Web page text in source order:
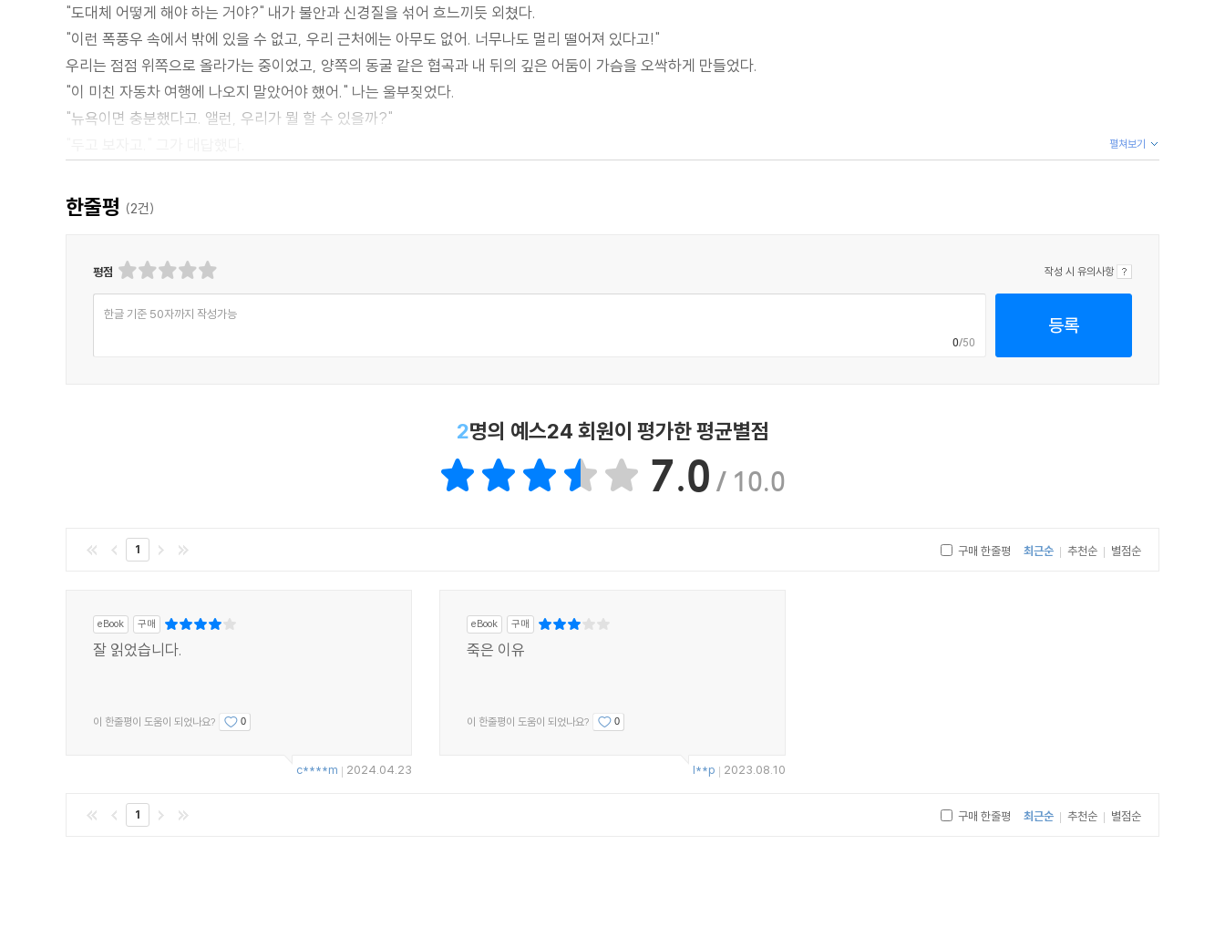
"도대체 어떻게 해야 하는 거야?" 내가 불안과 신경질을 섞어 흐느끼듯 외쳤다.
"이런 폭풍우 속에서 밖에 있을 수 없고, 우리 근처에는 아무도 없어. 너무나도 멀리 떨어져 있다고!"
우리는 점점 위쪽으로 올라가는 중이었고, 양쪽의 동굴 같은 협곡과 내 뒤의 깊은 어둠이 가슴을 오싹하게 만들었다.
"이 미친 자동차 여행에 나오지 말았어야 했어." 나는 울부짖었다.
"뉴욕이면 충분했다고. 앨런, 우리가 뭘 할 수 있을까?"
그가 농담 반 진담 반으로 말했지만, 나는 그가 걱정하고 있다는 것을 알았다. 자동차에서 내려온 그가 누워 있는 커다란 나무로 가서 나무를 살펴봤다.
두 번째 번개가 번쩍이는 짧은 순간, 나는 오른쪽 20미터 전방에 있는 2층짜리 집의 삭막한 윤곽을 볼 수 있었다.
"앨런, 저기 집이 있어! 저기 언덕 위에 집이 있어." 내가 크게 외쳤다.
그가 다시 자리에 앉았고, 몇 번의 조심스러운 운전대 조작으로, 안전하게 세워놓을 수 있는 지점으로 자동차를 옮기는 데 성공했다. 그런 다음 그는 어둠 속에서 적당한 바위를 찾을
앨런이 내 손을 잡고 나를 부축했다. 발이 깊은 진흙탕에 빠졌고, 나는 거의 균형을 잃었다. 나는 비명을 지르며 그를 붙잡고 겨우 스스로를 구할 수 있었다. 그리고 우리는 달리기
"빗속에서 길을 잃은 남매, 빈집에 남겨진 풍성한 식탁, 그리고 유명한 판사의 시체. 호기심을 자아내는 구성과 소재가 뛰어난 단편."
- 위즈덤커넥트 편집부
펼쳐보기
한줄평 (2건)
평점 작성 시 유의사항
한글 기준 50자까지 작성가능
0/50
등록
2명의 예스24 회원이 평가한 평균별점
7.0 / 10.0
1 구매 한줄평 최근순 추천순 별점순
eBook 구매
잘 읽었습니다.
이 한줄평이 도움이 되었나요? 0
c****m 2024.04.23
eBook 구매
죽은 이유
이 한줄평이 도움이 되었나요? 0
l**p 2023.08.10
1 구매 한줄평 최근순 추천순 별점순